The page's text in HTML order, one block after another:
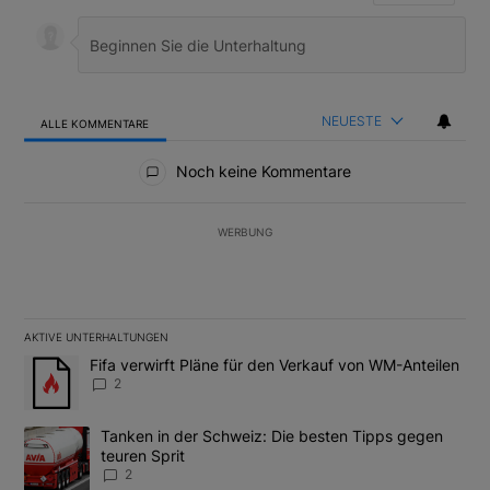
ALLE KOMMENTARE NEUESTE
Noch keine Kommentare
WERBUNG
AKTIVE UNTERHALTUNGEN
Das Folgende ist eine Liste der am meisten kommentierten
Ein Trendartikel mit dem Titel "Fifa verwirft Pläne für den
Fifa verwirft Pläne für den Verkauf von WM-Anteilen
2
Ein Trendartikel mit dem Titel "Tanken in der Schweiz: Die
Tanken in der Schweiz: Die besten Tipps gegen
teuren Sprit
2